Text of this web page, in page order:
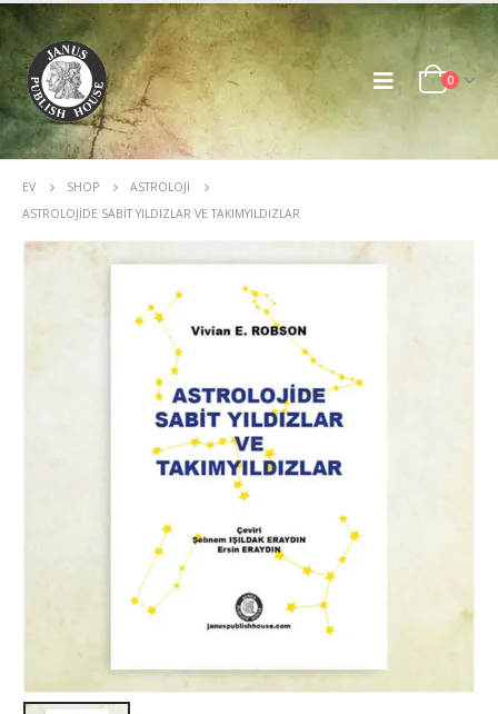
0
EV SHOP
ASTROLOJI
ASTROLOJIDE SABIT YILDIZLAR VE TAKIMYILDIZLAR